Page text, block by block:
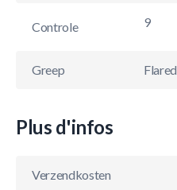
Controle 9
Greep Flared
Plus d'infos
Verzendkosten